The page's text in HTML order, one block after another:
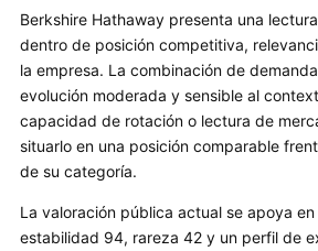
Berkshire Hathaway presenta una
dentro de posición competitiva,
la empresa. La combinación de
evolución moderada y sensible al
capacidad de rotación o lectura de
situarlo en una posición comparable
de su categoría.
La valoración pública actual se apoya
estabilidad 94, rareza 42 y un perfil de